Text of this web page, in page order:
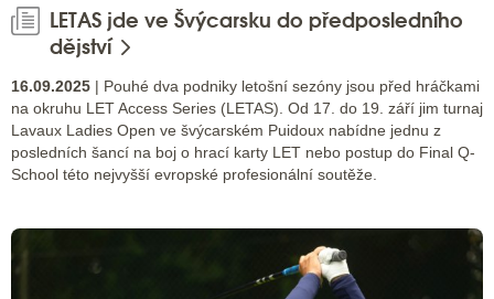
LETAS jde ve Švýcarsku do předposledního
dějství
16.09.2025 | Pouhé dva podniky letošní sezóny jsou před hráčkami
na okruhu LET Access Series (LETAS). Od 17. do 19. září jim turnaj
Lavaux Ladies Open ve švýcarském Puidoux nabídne jednu z
posledních šancí na boj o hrací karty LET nebo postup do Final Q-
School této nejvyšší evropské profesionální soutěže.